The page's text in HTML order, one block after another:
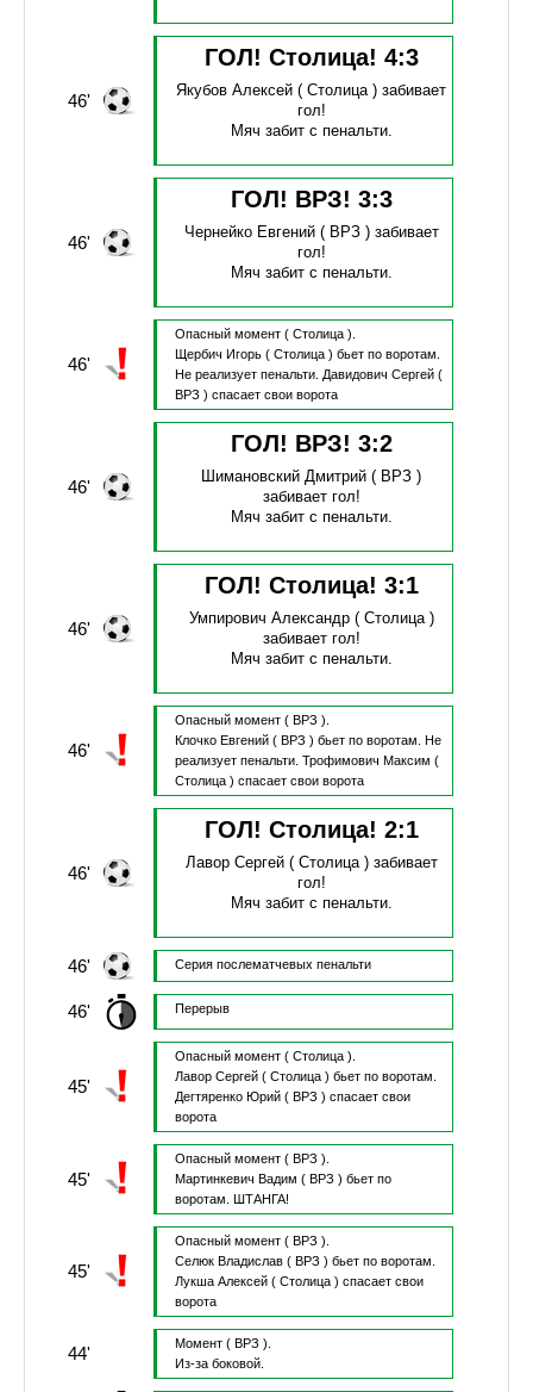
46'
ГОЛ! Столица! 4:3
Якубов Алексей ( Столица )забивает
гол!
Мяч забит с пенальти.
46'
ГОЛ! ВРЗ! 3:3
Чернейко Евгений( ВРЗ ) забивает
гол!
Мяч забит с пенальти.
46'
Опасный момент ( Столица ).
Щербич Игорь( Столица ) бьет по воротам.
Не реализует пенальти. Давидович Сергей(
ВРЗ ) спасает свои ворота
46'
ГОЛ! ВРЗ! 3:2
Шимановский Дмитрий ( ВРЗ )
забивает гол!
Мяч забит с пенальти.
46'
ГОЛ! Столица! 3:1
Умпирович Александр( Столица )
забивает гол!
Мяч забит с пенальти.
46'
Опасный момент ( ВРЗ ).
Клочко Евгений( ВРЗ ) бьет по воротам.
Не
реализует пенальти. Трофимович Максим (
Столица ) спасает свои ворота
46'
ГОЛ! Столица! 2:1
Лавор Сергей( Столица ) забивает
гол!
Мяч забит с пенальти.
46' Серия послематчевых пенальти
46' Перерыв
45'
Опасный момент ( Столица ).
Лавор Сергей( Столица ) бьет по воротам.
Дегтяренко Юрий( ВРЗ ) спасает свои
ворота
45'
Опасный момент ( ВРЗ ).
Мартинкевич Вадим ( ВРЗ ) бьет по
воротам.
ШТАНГА!
45'
Опасный момент ( ВРЗ ).
Селюк Владислав( ВРЗ ) бьет по воротам.
Лукша Алексей( Столица ) спасает свои
ворота
44' Момент ( ВРЗ ).
Из-за боковой.